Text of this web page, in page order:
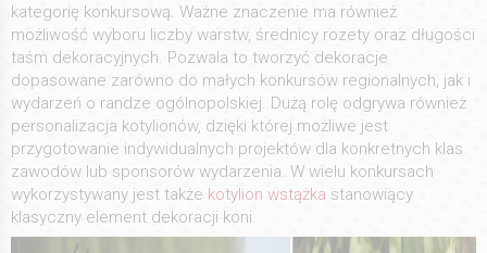
kategorię konkursową. Ważne znaczenie ma również
możliwość wyboru liczby warstw, średnicy rozety oraz długości
taśm dekoracyjnych. Pozwala to tworzyć dekoracje
dopasowane zarówno do małych konkursów regionalnych, jak i
wydarzeń o randze ogólnopolskiej. Dużą rolę odgrywa również
personalizacja kotylionów, dzięki której możliwe jest
przygotowanie indywidualnych projektów dla konkretnych klas
zawodów lub sponsorów wydarzenia. W wielu konkursach
wykorzystywany jest także kotylion wstążka stanowiący
klasyczny element dekoracji koni.